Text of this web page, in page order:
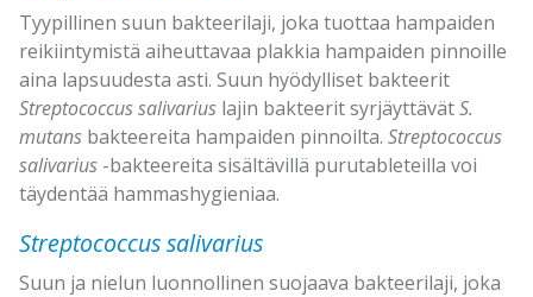
Tyypillinen suun bakteerilaji, joka tuottaa hampaiden
reikiintymistä aiheuttavaa plakkia hampaiden pinnoille
aina lapsuudesta asti. Suun hyödylliset bakteerit
Streptococcus salivarius lajin bakteerit syrjäyttävätS.
mutans bakteereita hampaiden pinnoilta. Streptococcus
salivarius -bakteereita sisältävillä purutableteilla voi
täydentää hammashygieniaa.
Streptococcus salivarius
Suun ja nielun luonnollinen suojaava bakteerilaji, joka